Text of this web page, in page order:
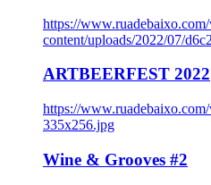
https://
content/uploads/2022/07/
ARTBEERFEST 2022
https://
335x256.jpg
Wine & Grooves #2